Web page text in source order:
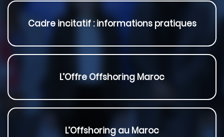
Cadre incitatif : informations pratiques
L’Offre Offshoring Maroc
L’Offshoring au Maroc